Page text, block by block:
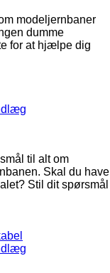
modeljernbaner
dumme
for at hjælpe dig
til alt om
Skal du have
Stil dit spørsmål